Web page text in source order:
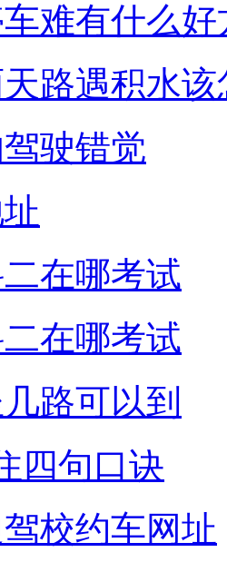
难有什么
路遇积水
驶错觉
在哪考试
在哪考试
路可以到
四句口诀
校约车网址